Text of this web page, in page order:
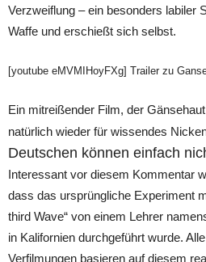
Verzweiflung – ein besonders labiler
Waffe und erschießt sich selbst.
[youtube eMVMIHoyFXg] Trailer zu
Ein mitreißender Film, der
natürlich wieder für wissendes
Deutschen können einfach
Interessant vor diesem Kommentar
dass das ursprüngliche Experiment
third Wave“ von einem Lehrer
in Kalifornien durchgeführt wurde. Alle
Verfilmungen basieren auf diesem